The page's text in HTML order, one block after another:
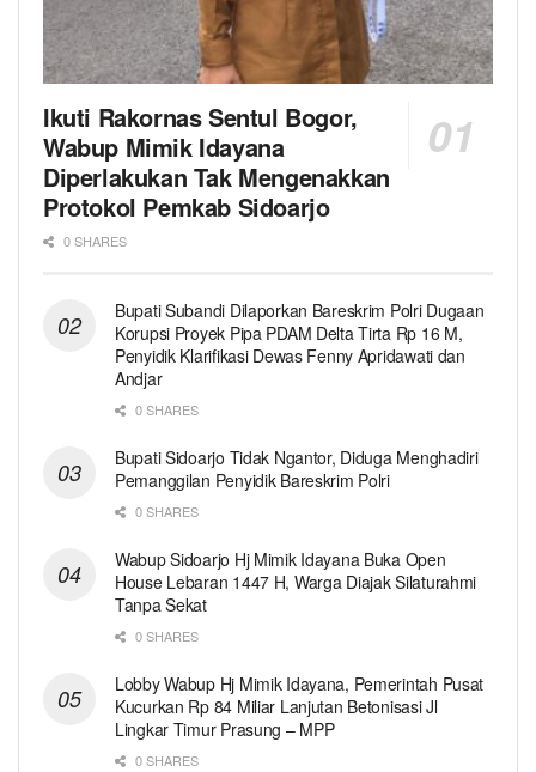
Ikuti Rakornas Sentul Bogor,
Wabup Mimik Idayana
Diperlakukan Tak Mengenakkan
Protokol Pemkab Sidoarjo
0 SHARES
Bupati Subandi Dilaporkan Bareskrim Polri Dugaan
Korupsi Proyek Pipa PDAM Delta Tirta Rp 16 M,
Penyidik Klarifikasi Dewas Fenny Apridawati dan
Andjar
0 SHARES
Bupati Sidoarjo Tidak Ngantor, Diduga Menghadiri
Pemanggilan Penyidik Bareskrim Polri
0 SHARES
Wabup Sidoarjo Hj Mimik Idayana Buka Open
House Lebaran 1447 H, Warga Diajak Silaturahmi
Tanpa Sekat
0 SHARES
Lobby Wabup Hj Mimik Idayana, Pemerintah Pusat
Kucurkan Rp 84 Miliar Lanjutan Betonisasi Jl
Lingkar Timur Prasung – MPP
0 SHARES